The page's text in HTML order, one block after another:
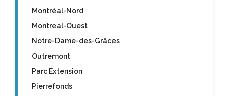
Montréal-Nord
Montreal-Ouest
Notre-Dame-des-Grâces
Outremont
Parc Extension
Pierrefonds